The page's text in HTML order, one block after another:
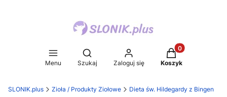
Menu
Otwórz wyszukiwarkę
Szukaj Zaloguj się
Produkty w
Koszyk
SLONIK.plus Zioła / Produkty Ziołowe Dieta św. Hildegardy z Bingen